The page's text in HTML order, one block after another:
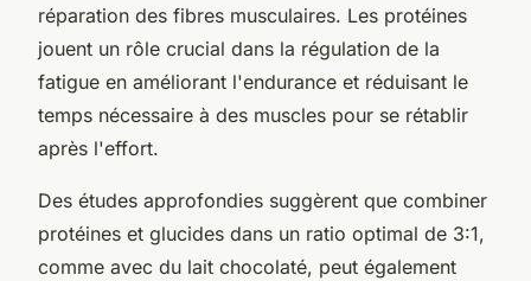
réparation des fibres musculaires. Les protéines
jouent un rôle crucial dans la régulation de la
fatigue en améliorant l'endurance et réduisant le
temps nécessaire à des muscles pour se rétablir
après l'effort.
Des études approfondies suggèrent que combiner
protéines et glucides dans un ratio optimal de 3:1,
comme avec du lait chocolaté, peut également